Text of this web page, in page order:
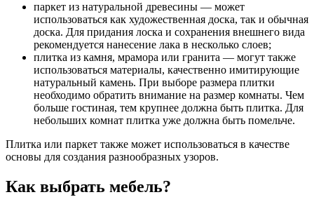
паркет из натуральной древесины — может
использоваться как художественная доска, так и обычная
доска. Для придания лоска и сохранения внешнего вида
рекомендуется нанесение лака в несколько слоев;
плитка из камня, мрамора или гранита — могут также
использоваться материалы, качественно имитирующие
натуральный камень. При выборе размера плитки
необходимо обратить внимание на размер комнаты. Чем
больше гостиная, тем крупнее должна быть плитка. Для
небольших комнат плитка уже должна быть помельче.
Плитка или паркет также может использоваться в качестве
основы для создания разнообразных узоров.
Как выбрать мебель?